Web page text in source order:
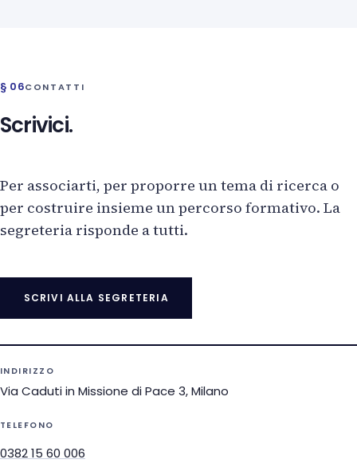
§ 06CONTATTI
Scrivici.
Per associarti, per proporre un tema di ricerca o
per costruire insieme un percorso formativo. La
segreteria risponde a tutti.
SCRIVI ALLA SEGRETERIA
INDIRIZZO
Via Caduti in Missione di Pace 3, Milano
TELEFONO
0382 15 60 006